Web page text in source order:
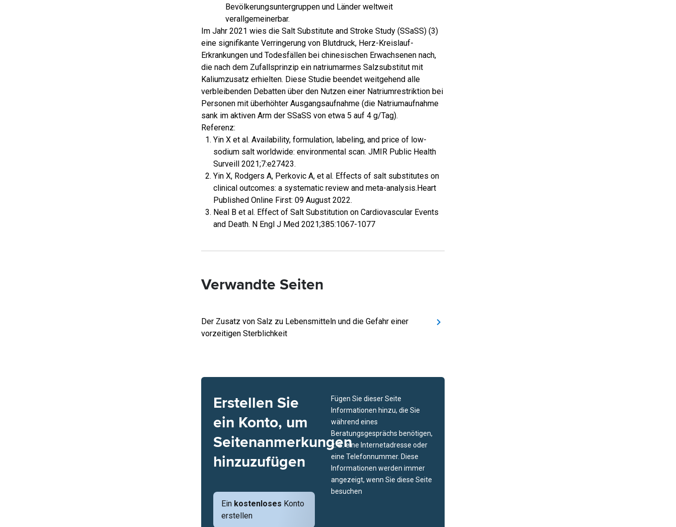
Bevölkerungsuntergruppen und Länder weltweit
verallgemeinerbar.
Im Jahr 2021 wies die Salt Substitute and Stroke Study (SSaSS) (3)
eine signifikante Verringerung von Blutdruck, Herz-Kreislauf-
Erkrankungen und Todesfällen bei chinesischen Erwachsenen nach,
die nach dem Zufallsprinzip ein natriumarmes Salzsubstitut mit
Kaliumzusatz erhielten. Diese Studie beendet weitgehend alle
verbleibenden Debatten über den Nutzen einer Natriumrestriktion bei
Personen mit überhöhter Ausgangsaufnahme (die Natriumaufnahme
sank im aktiven Arm der SSaSS von etwa 5 auf 4 g/Tag).
Referenz:
Yin X et al. Availability, formulation, labeling, and price of low-
sodium salt worldwide: environmental scan. JMIR Public Health
Surveill 2021;7:e27423.
Yin X, Rodgers A, Perkovic A, et al. Effects of salt substitutes on
clinical outcomes: a systematic review and meta-analysis.Heart
Published Online First: 09 August 2022.
Neal B et al. Effect of Salt Substitution on Cardiovascular Events
and Death. N Engl J Med 2021;385:1067-1077
Verwandte Seiten
Der Zusatz von Salz zu Lebensmitteln und die Gefahr einer
vorzeitigen Sterblichkeit
Erstellen Sie
ein Konto, um
Seitenanmerkungen
hinzuzufügen
Ein kostenloses Konto
erstellen
Fügen Sie dieser Seite
Informationen hinzu, die Sie
während eines
Beratungsgesprächs benötigen,
z. B. eine Internetadresse oder
eine Telefonnummer. Diese
Informationen werden immer
angezeigt, wenn Sie diese Seite
besuchen